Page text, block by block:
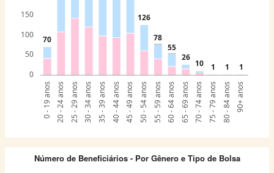
70
126
78
55
26
10 1 1 1
0
50
100
150
0 - 19 anos 20 - 24 anos 25 - 29 anos30 - 34 anos 35 - 39 anos 40 - 44 anos45 - 49 anos 50 - 54 anos 55 - 59 anos60 - 64 anos 65 - 69 anos70 - 74 anos 75 - 79 anos 80 - 84 anos 90+ anos
Número de Beneficiários - Por Gênero e Tipo de Bolsa